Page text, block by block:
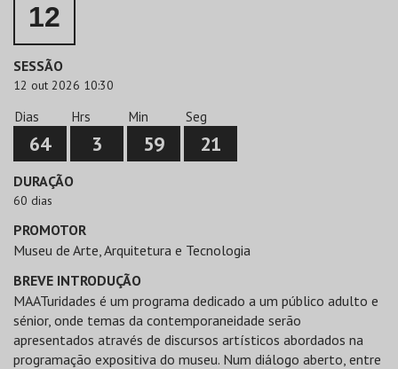
12
SESSÃO
12 out 2026 10:30
Dias
64
Hrs
3
Min
59
Seg
20
DURAÇÃO
60 dias
PROMOTOR
Museu de Arte, Arquitetura e Tecnologia
BREVE INTRODUÇÃO
MAATuridades é um programa dedicado a um público adulto e
sénior, onde temas da contemporaneidade serão
apresentados através de discursos artísticos abordados na
programação expositiva do museu. Num diálogo aberto, entre